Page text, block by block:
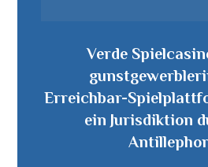
Verde
Erreichbar-
ein Jurisdiktion